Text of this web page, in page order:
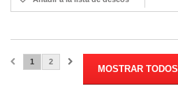
MOSTRAR TODOS
1 2